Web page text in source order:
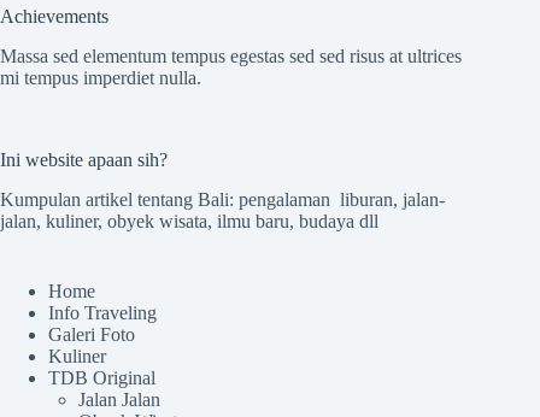
Achievements
Massa sed elementum tempus egestas sed sed risus at ultrices
mi tempus imperdiet nulla.
Ini website apaan sih?
Kumpulan artikel tentang Bali: pengalaman liburan, jalan-
jalan, kuliner, obyek wisata, ilmu baru, budaya dll
Home
Info Traveling
Galeri Foto
Kuliner
TDB Original
Jalan Jalan